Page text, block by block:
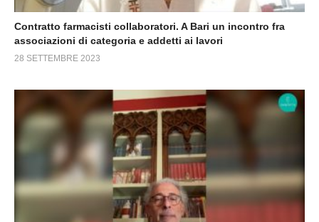
Contratto farmacisti collaboratori. A Bari un incontro fra
associazioni di categoria e addetti ai lavori
28 SETTEMBRE 2023